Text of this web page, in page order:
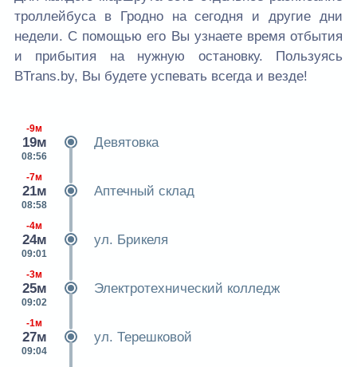
троллейбуса в Гродно на сегодня и другие дни
недели. С помощью его Вы узнаете время отбытия
и прибытия на нужную остановку. Пользуясь
BTrans.by, Вы будете успевать всегда и везде!
-9м
19м
08:56
Девятовка
-7м
21м
08:58
Аптечный склад
-4м
24м
09:01
ул. Брикеля
-3м
25м
09:02
Электротехнический колледж
-1м
27м
09:04
ул. Терешковой